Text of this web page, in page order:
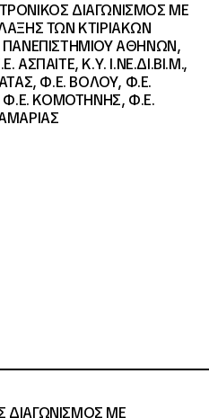
ΔΙΑΓΩΝΙΣΜΟΣ ΜΕ
ΤΩΝ ΚΤΙΡΙΑΚΩΝ
ΑΘΗΝΩΝ,
Κ.Υ. Ι.ΝΕ.ΔΙ.ΒΙ.Μ.,
Φ.Ε. ΒΟΛΟΥ, Φ.Ε.
Φ.Ε. ΚΟΜΟΤΗΝΗΣ, Φ.Ε.
ΔΙΑΓΩΝΙΣΜΟΣ ΜΕ